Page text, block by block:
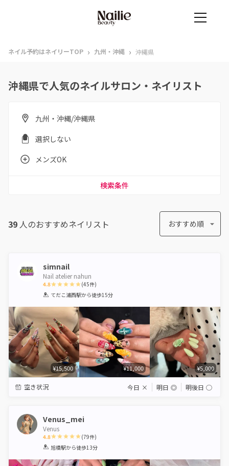
ネイル予約はネイリーTOP › 九州・沖縄 › 沖縄県
沖縄県で人気のネイルサロン・ネイリスト
九州・沖縄/沖縄県
選択しない
メンズOK
検索条件
39 人のおすすめネイリスト おすすめ順
simnail
Nail atelier nahun
4.8
1 2 3 4 5
(45件)
てだこ浦西駅から徒歩15分
¥15,500 ¥11,000 ¥5,000
空き状況 今日 × 明日 ◎ 明後日 ◯
Venus_mei
Venus
4.8
1 2 3 4 5
(79件)
旭橋駅から徒歩13分